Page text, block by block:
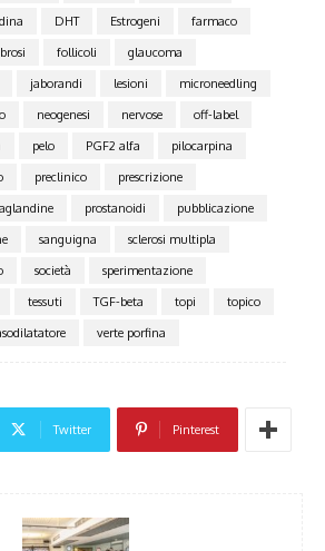
DHT Estrogeni
farmaco
follicoli
glaucoma
jaborandi lesioni
microneedling
neogenesi nervose
off-label
pelo PGF2 alfa
pilocarpina
preclinico
prescrizione
prostanoidi
pubblicazione
sanguigna
sclerosi multipla
società
sperimentazione
tessuti TGF-beta topi
topico
verte porfina
Twitter Pinterest